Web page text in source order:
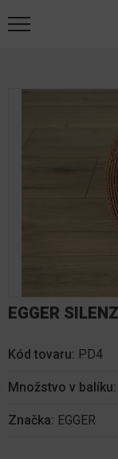
EGGER
Kód tovaru: PD4
Množstvo v balíku:
Značka: EGGER